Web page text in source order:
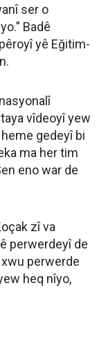
ser o
Badê
yê Eğitim-
vîdeoyî yew
gedeyî bi
ma her tim
eno war de
zî va
perwerdeyî de
perwerde
heq nîyo,